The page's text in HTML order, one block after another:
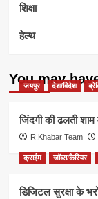
शिक्षा
हेल्थ
You may
जयपुर देश/विदेश
जिंदगी की ढलती
R.Khabar Team
क्राईम जॉब्स/कैरियर
डिजिटल सुरक्षा के